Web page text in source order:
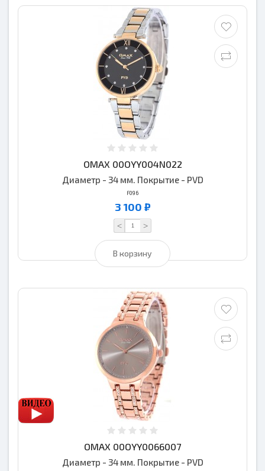
OMAX 00OYY004N022
Диаметр - 34 мм. Покрытие - PVD
F096
3 100 ₽
< >
В корзину
OMAX 00OYY0066007
Диаметр - 34 мм. Покрытие - PVD